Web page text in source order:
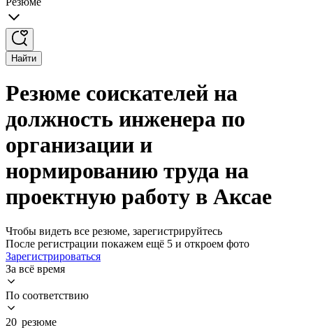
Найти
Резюме соискателей на
должность инженера по
организации и
нормированию труда на
проектную работу в Аксае
Чтобы видеть все резюме, зарегистрируйтесь
После регистрации покажем ещё 5 и откроем фото
Зарегистрироваться
За всё время
По соответствию
20 резюме